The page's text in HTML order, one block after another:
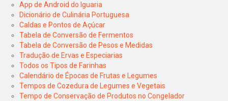
App de Android do Iguaria
Dicionário de Culinária Portuguesa
Caldas e Pontos de Açúcar
Tabela de Conversão de Fermentos
Tabela de Conversão de Pesos e Medidas
Tradução de Ervas e Especiarias
Todos os Tipos de Farinhas
Calendário de Épocas de Frutas e Legumes
Tempos de Cozedura de Legumes e Vegetais
Tempo de Conservação de Produtos no Congelador